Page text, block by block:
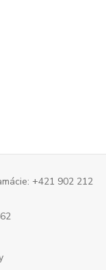
+421 902 212